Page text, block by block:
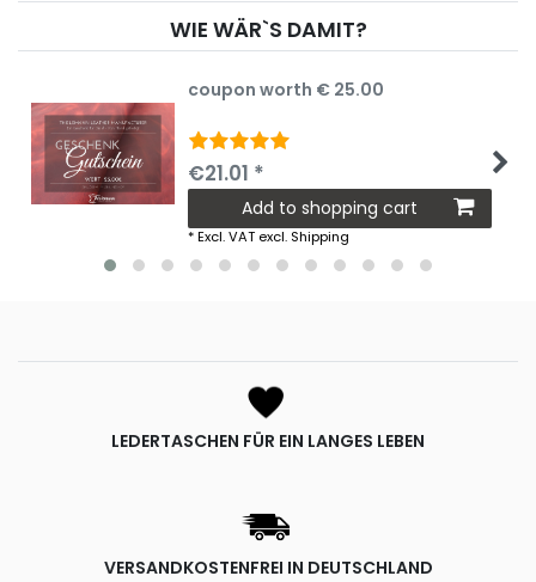
WIE WÄR`S DAMIT?
coupon worth € 25.00
€21.01 *
Add to shopping cart
*Excl. VAT excl. Shipping
LEDERTASCHEN FÜR EIN LANGES LEBEN
VERSANDKOSTENFREI IN DEUTSCHLAND